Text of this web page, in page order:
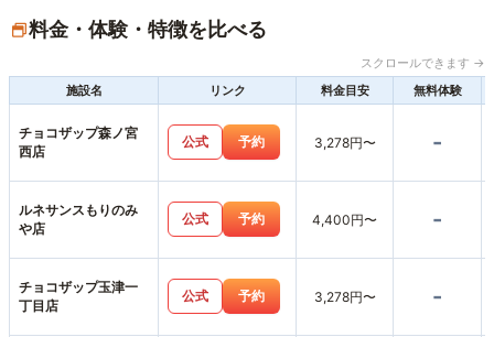
料金・体験・特徴を比べる
スクロールできます →
施設名
リンク 料金目安 無料体験
チョコザップ森ノ宮
西店
公式 予約 3,278円〜 -
ルネサンスもりのみ
や店
公式 予約 4,400円〜 -
チョコザップ玉津一
丁目店
公式 予約 3,278円〜 -